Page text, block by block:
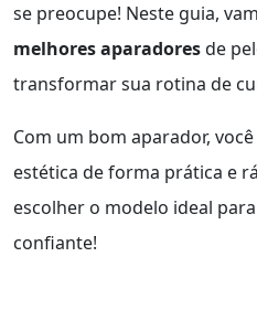
se preocupe! Neste guia,
melhores aparadoresde
transformar sua rotina de
Com um bom aparador,
estética de forma prática e
escolher o modelo ideal
confiante!